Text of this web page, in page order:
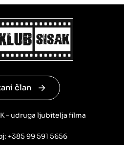
član
– udruga ljubitelja filma
+385 99 591 5656